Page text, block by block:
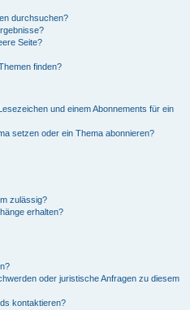
durchsuchen?
Seite?
finden?
und einem Abonnements für ein
setzen oder ein Thema abonnieren?
zulässig?
erhalten?
oder juristische Anfragen zu diesem
kontaktieren?